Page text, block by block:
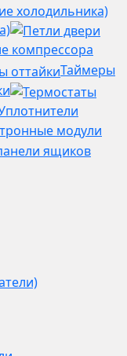
компрессора
Таймеры
модули
ящиков